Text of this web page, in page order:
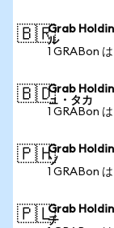
🇧🇷Grab
ル
1 GRABon
🇧🇩Grab
ュ・タカ
1 GRABon
🇵🇭Grab
ソ
1 GRABon
🇵🇱Grab
チ